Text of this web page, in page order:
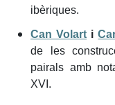
ibèriques.
Can Volart i
de les
pairals amb
XVI.